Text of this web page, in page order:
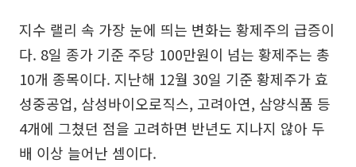
지수 랠리 속 가장 눈에 띄는 변화는 황제주의 급증이
다. 8일 종가 기준 주당 100만원이 넘는 황제주는 총
10개 종목이다. 지난해 12월 30일 기준 황제주가 효
성중공업, 삼성바이오로직스, 고려아연, 삼양식품 등
4개에 그쳤던 점을 고려하면 반년도 지나지 않아 두
배 이상 늘어난 셈이다.